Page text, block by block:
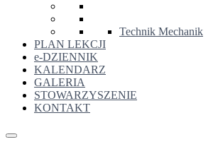
Technik Mechanik
PLAN LEKCJI
e-DZIENNIK
KALENDARZ
GALERIA
STOWARZYSZENIE
KONTAKT